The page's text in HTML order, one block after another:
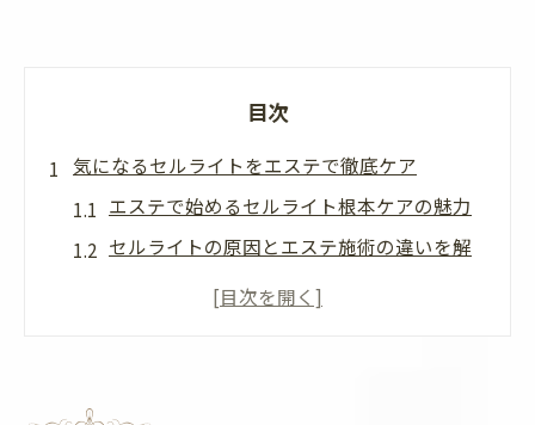
目次
気になるセルライトをエステで徹底ケア
エステで始めるセルライト根本ケアの魅力
セルライトの原因とエステ施術の違いを解